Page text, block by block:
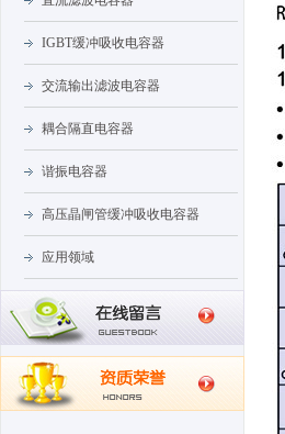
IGBT缓冲吸收电容器
交流输出滤波电容器
耦合隔直电容器
谐振电容器
高压晶闸管缓冲吸收电容器
应用领域